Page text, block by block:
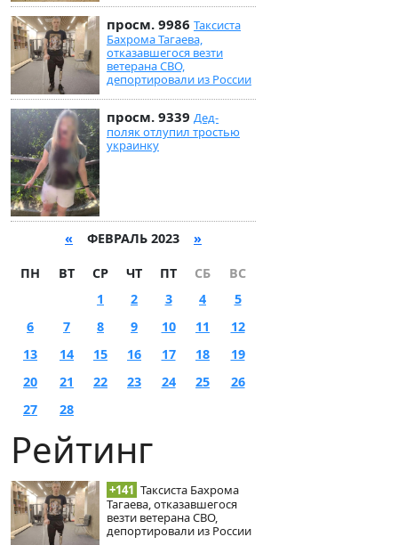
просм. 9986 Таксиста
Бахрома Тагаева,
отказавшегося везти
ветерана СВО,
депортировали из России
просм. 9339 Дед-
поляк отлупил тростью
украинку
« ФЕВРАЛЬ 2023 »
ПН ВТ СР ЧТ ПТ СБ
ВС
1
2 3 4
5
6
7 8 9 10 11
12
13
14 15 16 17 18
19
20
21 22 23 24 25
26
27
28
Рейтинг
+141 Таксиста Бахрома
Тагаева, отказавшегося
везти ветерана СВО,
депортировали из России